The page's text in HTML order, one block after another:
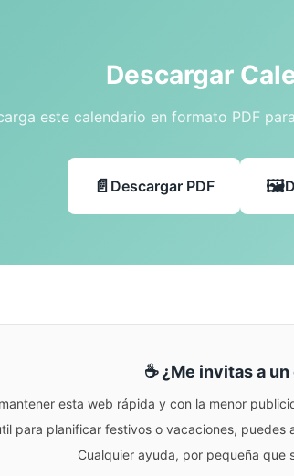
Descargar
este calendario en formato PDF
Descargar PDF
☕ ¿Me invitas a
esta web rápida y con la menor
para planificar festivos o vacaciones,
Cualquier ayuda, por pequeña que